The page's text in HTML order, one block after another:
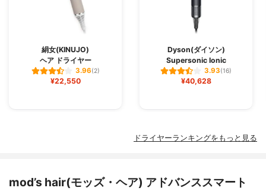
絹女(KINUJO)
ヘア ドライヤー
3.96(2)
¥22,550
Dyson(ダイソン)
Supersonic Ionic
3.93(16)
¥40,628
ドライヤーランキングをもっと見る
mod’s hair(モッズ・ヘア) アドバンススマート